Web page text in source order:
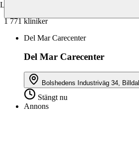
Laddar karta…
1 771 kliniker
Del Mar Carecenter
Del Mar Carecenter
Bolshedens Industriväg 34, Billdal
Stängt nu
Annons